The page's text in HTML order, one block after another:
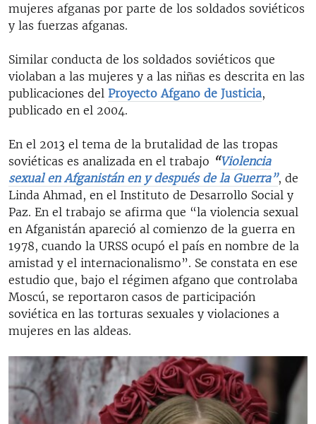
mujeres afganas por parte de los soldados soviéticos
y las fuerzas afganas.
Similar conducta de los soldados soviéticos que
violaban a las mujeres y a las niñas es descrita en las
publicaciones del Proyecto Afgano de Justicia,
publicado en el 2004.
En el 2013 el tema de la brutalidad de las tropas
soviéticas es analizada en el trabajo “Violencia
sexual en Afganistán en y después de la Guerra”, de
Linda Ahmad, en el Instituto de Desarrollo Social y
Paz. En el trabajo se afirma que “la violencia sexual
en Afganistán apareció al comienzo de la guerra en
1978, cuando la URSS ocupó el país en nombre de la
amistad y el internacionalismo”. Se constata en ese
estudio que, bajo el régimen afgano que controlaba
Moscú, se reportaron casos de participación
soviética en las torturas sexuales y violaciones a
mujeres en las aldeas.